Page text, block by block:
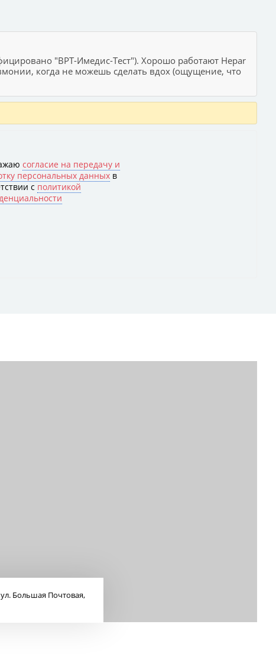
"ВРТ-Имедис-Тест"). Хорошо работают Hepar
когда не можешь сделать вдох (ощущение, что
согласие на передачу и
персональных данныхв
с политикой
Большая Почтовая,